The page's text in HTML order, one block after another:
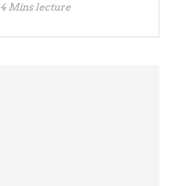
4 Mins lecture